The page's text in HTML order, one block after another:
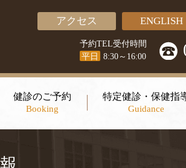
ENGLISH
アクセス
予約TEL受付時間
平日
8:30～16:00
健診のご予約
Booking
特定健診・保健指
Guidance